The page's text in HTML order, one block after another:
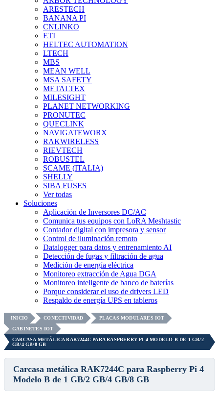
ARESTECH
BANANA PI
CNLINKO
ETI
HELTEC AUTOMATION
LTECH
MBS
MEAN WELL
MSA SAFETY
METALTEX
MILESIGHT
PLANET NETWORKING
PRONUTEC
QUECLINK
NAVIGATEWORX
RAKWIRELESS
RIEVTECH
ROBUSTEL
SCAME (ITALIA)
SHELLY
SIBA FUSES
Ver todas
Soluciones
Aplicación de Inversores DC/AC
Comunica tus equipos con LoRA Meshtastic
Contador digital con impresora y sensor
Control de iluminación remoto
Datalogger para datos y entrenamiento AI
Detección de fugas y filtración de agua
Medición de energía eléctrica
Monitoreo extracción de Agua DGA
Monitoreo inteligente de banco de baterías
Porque considerar el uso de drivers LED
Respaldo de energía UPS en tableros
INICIO CONECTIVIDAD
PLACAS MODULARES IOT
GABINETES IOT
CARCASA METÁLICA RAK7244C PARA RASPBERRY PI 4 MODELO B DE 1 GB/2
GB/4 GB/8 GB
Carcasa metálica RAK7244C para Raspberry Pi 4
Modelo B de 1 GB/2 GB/4 GB/8 GB